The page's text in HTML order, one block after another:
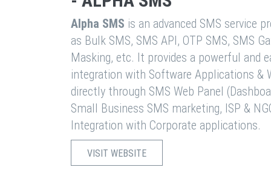
Alpha SMS is an advanced SMS service
as Bulk SMS, SMS API, OTP SMS, SMS
Masking, etc. It provides a powerful and
integration with Software Applications &
directly through SMS Web Panel
Small Business SMS marketing, ISP &
Integration with Corporate applications.
VISIT WEBSITE